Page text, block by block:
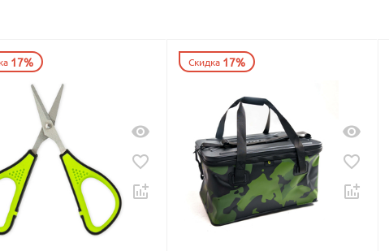
17% Скидка 17%